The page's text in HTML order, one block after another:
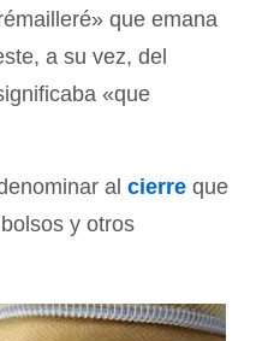
que emana
a su vez, del
«que
al cierre que
y otros